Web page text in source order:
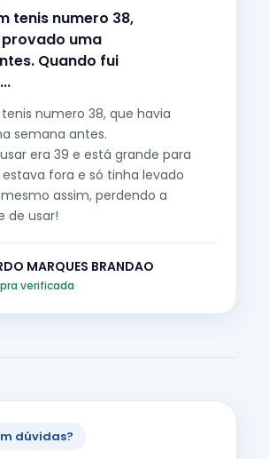
tenis numero 38,
uma
Quando fui
numero 38, que havia
semana antes.
era 39 e está grande para
fora e só tinha levado
assim, perdendo a
de usar!
MARQUES BRANDAO
verificada
dúvidas?